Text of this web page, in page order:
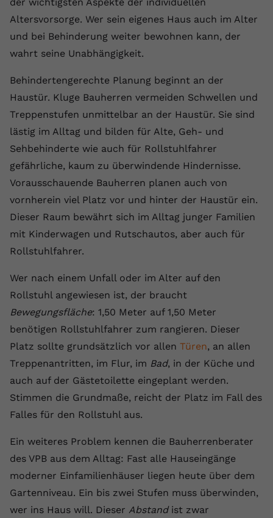
Altersvorsorge. Wer sein eigenes Haus auch im Alter
und bei Behinderung weiter bewohnen kann, der
wahrt seine Unabhängigkeit.
Behindertengerechte Planung beginnt an der
Haustür. Kluge Bauherren vermeiden Schwellen und
Treppenstufen unmittelbar an der Haustür. Sie sind
lästig im Alltag und bilden für Alte, Geh- und
Sehbehinderte wie auch für Rollstuhlfahrer
gefährliche, kaum zu überwindende Hindernisse.
Vorausschauende Bauherren planen auch von
vornherein viel Platz vor und hinter der Haustür ein.
Dieser Raum bewährt sich im Alltag junger Familien
mit Kinderwagen und Rutschautos, aber auch für
Rollstuhlfahrer.
Wer nach einem Unfall oder im Alter auf den
Rollstuhl angewiesen ist, der braucht
Bewegungsfläche: 1,50 Meter auf 1,50 Meter
benötigen Rollstuhlfahrer zum rangieren. Dieser
Platz sollte grundsätzlich vor allen Türen, an allen
Treppenantritten, im Flur, im Bad, in der Küche und
auch auf der Gästetoilette eingeplant werden.
Stimmen die Grundmaße, reicht der Platz im Fall des
Falles für den Rollstuhl aus.
Ein weiteres Problem kennen die Bauherrenberater
des VPB aus dem Alltag: Fast alle Hauseingänge
moderner Einfamilienhäuser liegen heute über dem
Gartenniveau. Ein bis zwei Stufen muss überwinden,
wer ins Haus will. Dieser Abstandist zwar
Laufzeit 1 Jahr
Einstellungen. Unter anderem eine
zufällig generierte ID, für die
vorgenommen Einstellungen, falls der
Webseiten-Betreiber dies eingestellt
Name fe_typo_user
Laufzeit Session
Zweck
Speicherung von
wiederzuerkennen und statistische
Informationen zur Nutzung der
Website zu erfassen.
Name _gcl au
Anbieter Google Ads
Laufzeit 90 Tage
Zweck
Wird von Google Ads für das
Conversion-Tracking verwendet, um
Werbeklicks der Nutzung auf unserer
Cookie-Informationen anzeigen
Externe Inhalte
Wir verwenden auf unserer Website externe Inhalte,
Anbieter vimeo.com
Laufzeit 2 Jahre
Zweck
Vimeo installiert dieses Cookie, um
Tracking-Informationen zu sammeln,
indem es eine eindeutige ID zum
setzt.
Laufzeit 2 Jahre
YouTube setzt dieses Cookie über
registriert anonyme statistische Daten.
Laufzeit Session
Zweck
Videopräferenzen des Benutzers zu
speichern, der eingebettete YouTube-